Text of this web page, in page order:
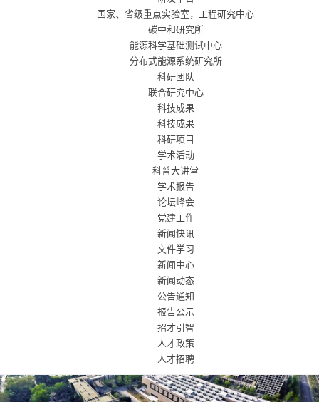
国家、省级重点实验室，工程研究中心
碳中和研究所
能源科学基础测试中心
分布式能源系统研究所
科研团队
联合研究中心
科技成果
科技成果
科研项目
学术活动
科普大讲堂
学术报告
论坛峰会
党建工作
新闻快讯
文件学习
新闻中心
新闻动态
公告通知
报告公示
招才引智
人才政策
人才招聘